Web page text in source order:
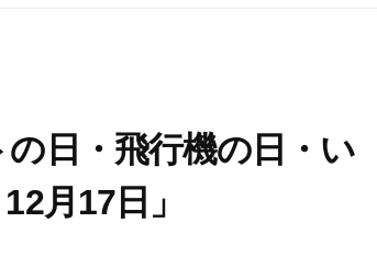
日・飛行機の日・い
月17日」